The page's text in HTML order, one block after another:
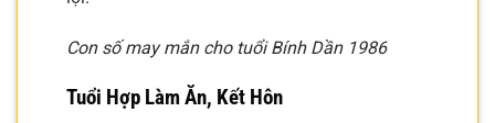
Con số may mắn cho tuổi Bính Dần 1986
Tuổi Hợp Làm Ăn, Kết Hôn